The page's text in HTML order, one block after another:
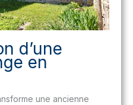
d’une
en
une ancienne